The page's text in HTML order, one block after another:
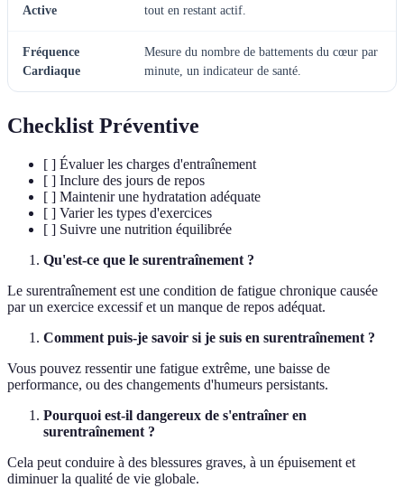
Active
tout en restant actif.
Fréquence
Cardiaque
Mesure du nombre de battements du cœur par
minute, un indicateur de santé.
Checklist Préventive
[ ] Évaluer les charges d'entraînement
[ ] Inclure des jours de repos
[ ] Maintenir une hydratation adéquate
[ ] Varier les types d'exercices
[ ] Suivre une nutrition équilibrée
Qu'est-ce que le surentraînement ?
Le surentraînement est une condition de fatigue chronique causée
par un exercice excessif et un manque de repos adéquat.
Comment puis-je savoir si je suis en surentraînement ?
Vous pouvez ressentir une fatigue extrême, une baisse de
performance, ou des changements d'humeurs persistants.
Pourquoi est-il dangereux de s'entraîner en
surentraînement ?
Cela peut conduire à des blessures graves, à un épuisement et
diminuer la qualité de vie globale.